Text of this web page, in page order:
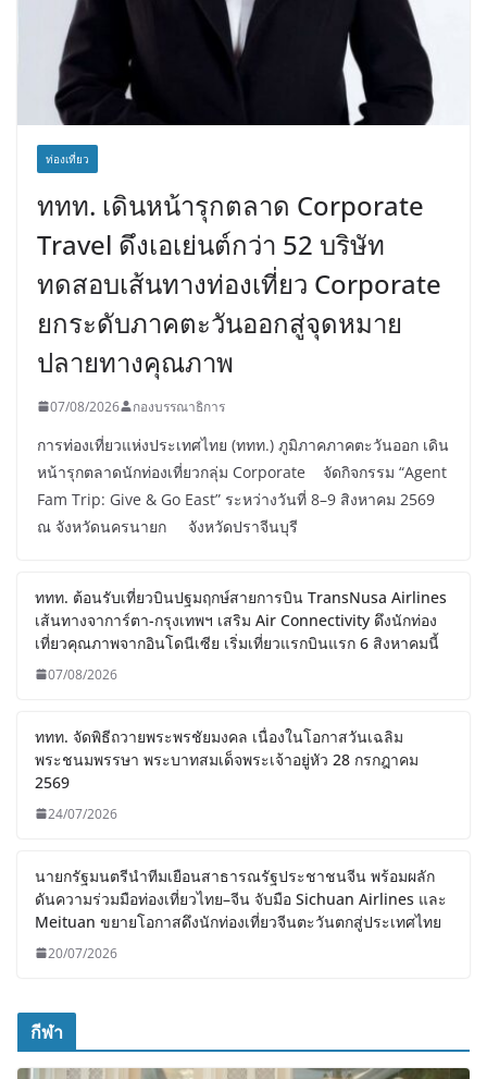
ท่องเที่ยว
ททท. เดินหน้ารุกตลาด Corporate
Travel ดึงเอเย่นต์กว่า 52 บริษัท
ทดสอบเส้นทางท่องเที่ยว Corporate
ยกระดับภาคตะวันออกสู่จุดหมาย
ปลายทางคุณภาพ
07/08/2026 กองบรรณาธิการ
การท่องเที่ยวแห่งประเทศไทย (ททท.) ภูมิภาคภาคตะวันออก เดิน
หน้ารุกตลาดนักท่องเที่ยวกลุ่ม Corporate จัดกิจกรรม “Agent
Fam Trip: Give & Go East” ระหว่างวันที่ 8–9 สิงหาคม 2569
ณ จังหวัดนครนายก จังหวัดปราจีนบุรี
ททท. ต้อนรับเที่ยวบินปฐมฤกษ์สายการบิน TransNusa Airlines
เส้นทางจาการ์ตา-กรุงเทพฯ เสริม Air Connectivity ดึงนักท่อง
เที่ยวคุณภาพจากอินโดนีเซีย เริ่มเที่ยวแรกบินแรก 6 สิงหาคมนี้
07/08/2026
ททท. จัดพิธีถวายพระพรชัยมงคล เนื่องในโอกาสวันเฉลิม
พระชนมพรรษา พระบาทสมเด็จพระเจ้าอยู่หัว 28 กรกฎาคม
2569
24/07/2026
นายกรัฐมนตรีนำทีมเยือนสาธารณรัฐประชาชนจีน พร้อมผลัก
ดันความร่วมมือท่องเที่ยวไทย–จีน จับมือ Sichuan Airlines และ
Meituan ขยายโอกาสดึงนักท่องเที่ยวจีนตะวันตกสู่ประเทศไทย
20/07/2026
กีฬา